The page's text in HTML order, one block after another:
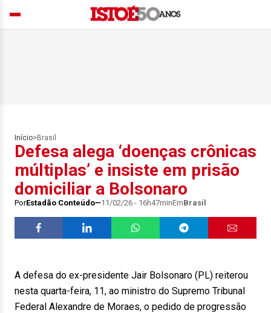
Início> Brasil
Defesa alega ‘doenças crônicas
múltiplas’ e insiste em prisão
domiciliar a Bolsonaro
PorEstadão Conteúdo 11/02/26 - 16h47minEmBrasil
A defesa do ex-presidente Jair Bolsonaro (PL) reiterou
nesta quarta-feira, 11, ao ministro do Supremo Tribunal
Federal Alexandre de Moraes, o pedido de progressão